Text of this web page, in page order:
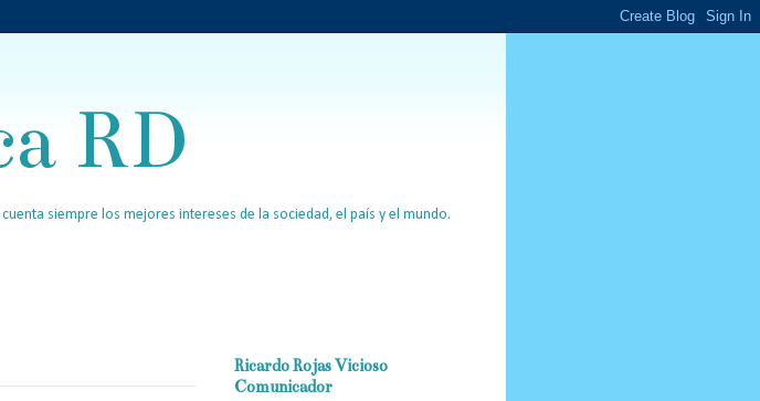
RD
siempre los mejores intereses de la sociedad, el país y el mundo.
Ricardo Rojas Vicioso
Comunicador